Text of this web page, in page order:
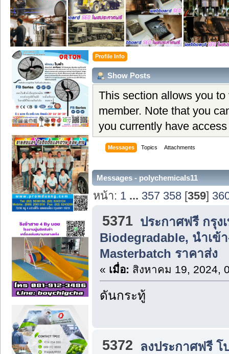
Profile Info
Show Posts
This section allows you
member. Note that you
you currently have
Messages Topics Attachments
Messages - polychemicals11
หน้า: 1 ... 357 358 [359]
5371 ประกาศฟรี กรุง
Biodegradable, นำเข้
Masterbatch ราคาส่ง
« เมื่อ: สิงหาคม 19, 2024,
ดันกระทู้
5372
ลงประกาศฟรี